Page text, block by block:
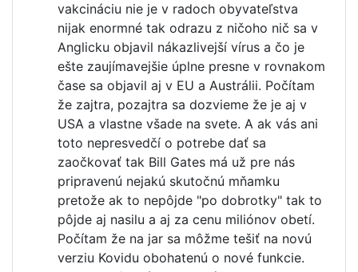
vakcináciu nie je v radoch obyvateľstva
nijak enormné tak odrazu z ničoho nič sa v
Anglicku objavil nákazlivejší vírus a čo je
ešte zaujímavejšie úplne presne v rovnakom
čase sa objavil aj v EU a Austrálii. Počítam
že zajtra, pozajtra sa dozvieme že je aj v
USA a vlastne všade na svete. A ak vás ani
toto nepresvedčí o potrebe dať sa
zaočkovať tak Bill Gates má už pre nás
pripravenú nejakú skutočnú mňamku
pretože ak to nepôjde "po dobrotky" tak to
pôjde aj nasilu a aj za cenu miliónov obetí.
Počítam že na jar sa môžme tešiť na novú
verziu Kovidu obohatenú o nové funkcie.